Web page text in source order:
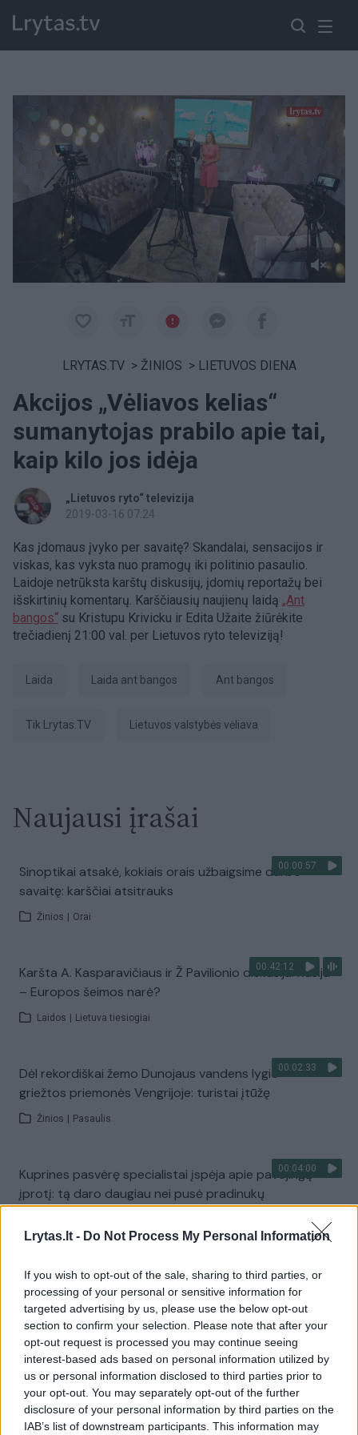
Lrytas.lt - Do Not Process My Personal Information
If you wish to opt-out of the sale, sharing to third parties, or
processing of your personal or sensitive information for
targeted advertising by us, please use the below opt-out
section to confirm your selection. Please note that after your
opt-out request is processed you may continue seeing
interest-based ads based on personal information utilized by
us or personal information disclosed to third parties prior to
your opt-out. You may separately opt-out of the further
disclosure of your personal information by third parties on the
IAB’s list of downstream participants. This information may
Paremkite Ukrainą
LRYTAS.TV > ŽINIOS > LIETUVOS DIENA
Akcijos „Vėliavos kelias“
sumanytojas prabilo apie tai,
kaip kilo jos idėja
„Lietuvos ryto“ televizija
2019-03-16 07:24
Kas įdomaus įvyko per savaitę? Skandalai, sensacijos ir
viskas, kas vyksta nuo pramogų iki politinio pasaulio.
Laidoje netrūksta karštų diskusijų, įdomių reportažų bei
išskirtinių komentarų. Karščiausių naujienų laidą „Ant
bangos“ su Kristupu Krivicku ir Edita Užaite žiūrėkite
trečiadienį 21:00 val. per Lietuvos ryto televiziją!
laida Laida ant bangos ant bangos
tik Lrytas.TV Lietuvos valstybės vėliava
Naujausi įrašai
00:00:57
Sinoptikai atsakė, kokiais orais užbaigsime darbo
savaitę: karščiai atsitrauks
Žinios Orai
00:42:12
Karšta A. Kasparavičiaus ir Ž Pavilionio diskusija: Rusija
– Europos šeimos narė?
Laidos Lietuva tiesiogiai
00:02:33
Dėl rekordiškai žemo Dunojaus vandens lygio –
griežtos priemonės Vengrijoje: turistai įtūžę
Žinios Pasaulis
00:04:00
Kuprines pasvėrę specialistai įspėja apie pavojingą
įprotį: tą daro daugiau nei pusė pradinukų
Visi įrašai
Žiūrimiausi įrašai
Vaizdai iš tragiškos avarijos Vilniaus r.: dviejų moterų ir
vaiko gyvybių išgelbėti nepavyko